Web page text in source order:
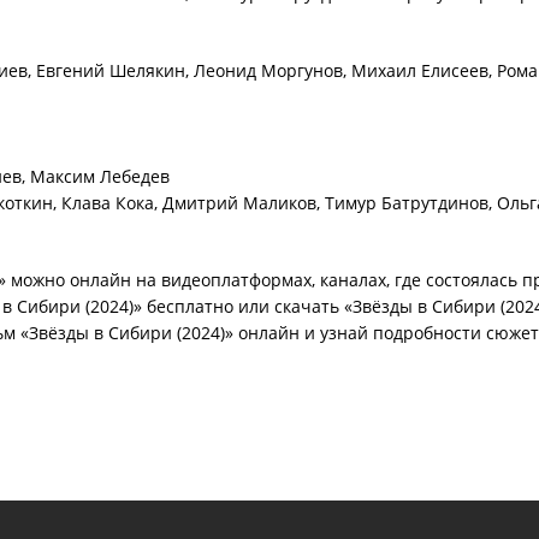
Евгений Шелякин, Леонид Моргунов, Михаил Елисеев,
Максим Лебедев
Клава Кока, Дмитрий Маликов, Тимур Батрутдинов,
онлайн на видеоплатформах, каналах, где состоялась
Сибири (2024)» бесплатно или скачать «Звёзды в Сибири
«Звёзды в Сибири (2024)» онлайн и узнай подробности